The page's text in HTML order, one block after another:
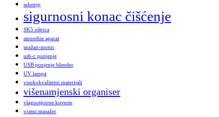
selotejp
sigurnosni konac čišćenje
SK5 oštrica
smoothie aparat
snažan-motor
usb-c punjenje
USB punjenje blender
UV lampa
visokokvalitetni materijali
višenamjenski organiser
vlagootporne koverte
vratni masažer